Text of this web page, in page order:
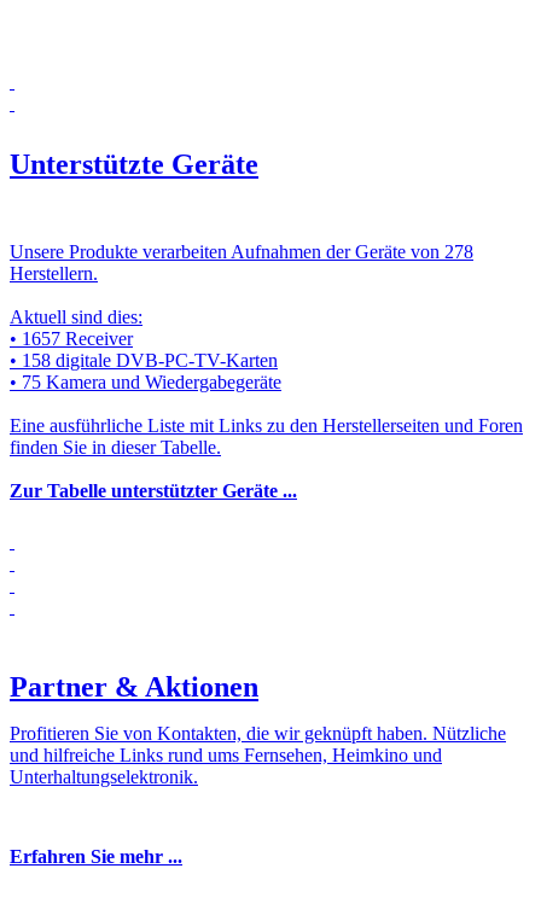
Unterstützte Geräte
Unsere Produkte verarbeiten Aufnahmen der Geräte von 278
Herstellern.
Aktuell sind dies:
• 1657 Receiver
• 158 digitale DVB-PC-TV-Karten
• 75 Kamera und Wiedergabegeräte
Eine ausführliche Liste mit Links zu den Herstellerseiten und Foren
finden Sie in dieser Tabelle.
Zur Tabelle unterstützter Geräte ...
Partner & Aktionen
Profitieren Sie von Kontakten, die wir geknüpft haben. Nützliche
und hilfreiche Links rund ums Fernsehen, Heimkino und
Unterhaltungselektronik.
Erfahren Sie mehr ...